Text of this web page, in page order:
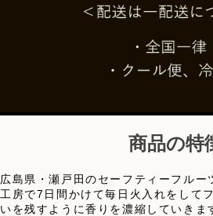
商品の特
広島県・瀬戸田のセーフティーフルー
工房で7日間かけて毎日火入れをして
いを残すように香りを濃縮していきま